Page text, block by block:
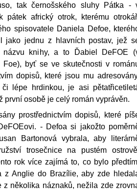
tak černošského sluhy Pátka -
pátek africký otrok, kterému
spisovatele Daniela Defoe,
jako jednu z hlavních postav, jež
knihy, a to Ďabiel DeFOE
byť se ve skutečnosti v
dopisů, které jsou mu
lépe hrdinkou, je asi
první osobě je celý román vyprávěn.
prostřednictvím dopisů, které
- Defoa si jakožto
Bartonová vybrala, aby
trosečnice na pustém
rok více zajímá to, co bylo
z Anglie do Brazílie, aby zde
několika náznaků, nežila zde